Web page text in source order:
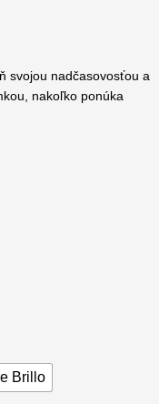
svojou nadčasovosťou a
nakoľko ponúka
Brillo